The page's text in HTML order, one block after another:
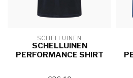
SCHELLUINEN
SCHELLUINEN
PERFORMANCE SHIRT